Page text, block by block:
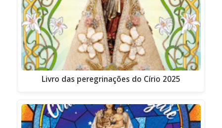
Livro das peregrinações do Círio 2025